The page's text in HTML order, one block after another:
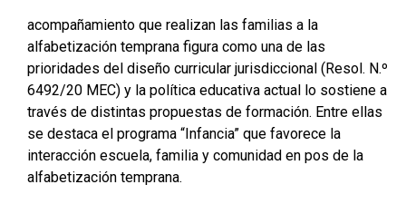
acompañamiento que realizan las familias a la
alfabetización temprana figura como una de las
prioridades del diseño curricular jurisdiccional (Resol. N.º
6492/20 MEC) y la política educativa actual lo sostiene a
través de distintas propuestas de formación. Entre ellas
se destaca el programa “Infancia” que favorece la
interacción escuela, familia y comunidad en pos de la
alfabetización temprana.